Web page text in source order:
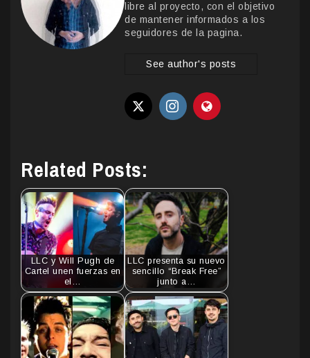
libre al proyecto, con el objetivo
de mantener informados a los
seguidores de la pagina.
See author's posts
Related Posts:
LLC y Will Pugh de
Cartel unen fuerzas en
el…
LLC presenta su nuevo
sencillo “Break Free”
junto a…